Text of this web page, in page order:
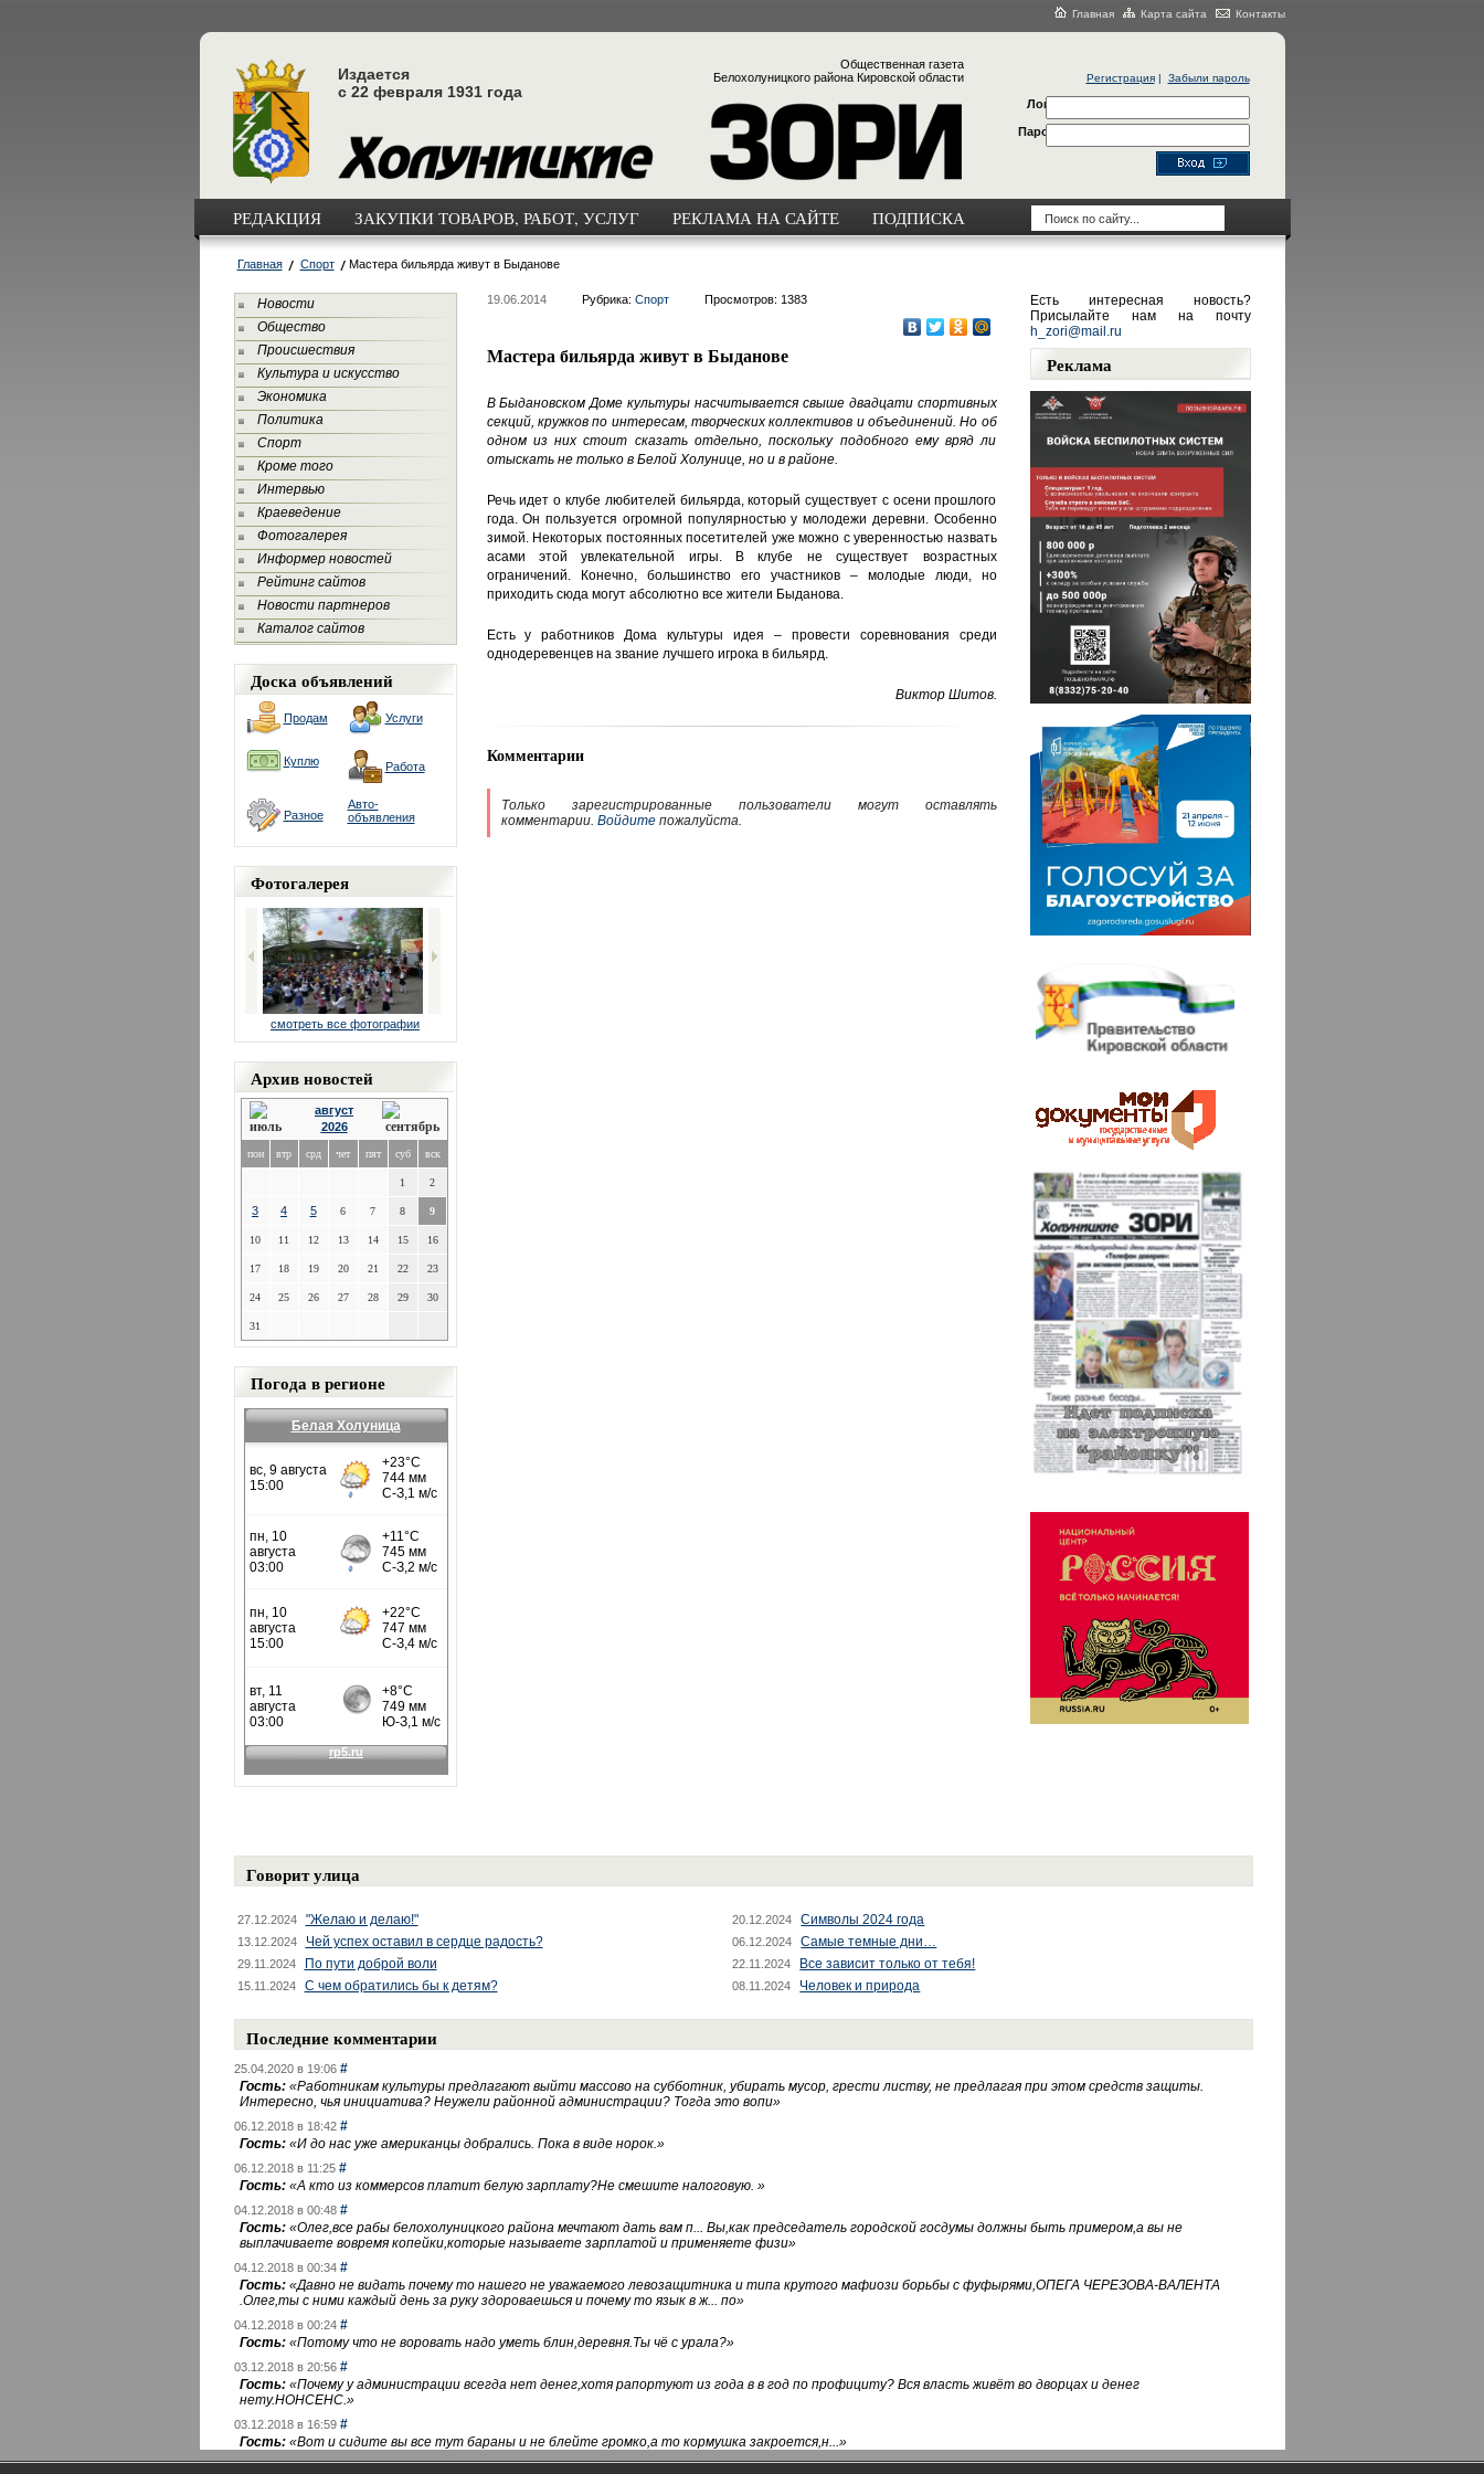
Главная Карта сайта Контакты
Издается
с 22 февраля 1931 года
Общественная газета
Белохолуницкого района Кировской области
Регистрация| Забыли пароль
Логин
Пароль
РЕДАКЦИЯ ЗАКУПКИ ТОВАРОВ, РАБОТ, УСЛУГ РЕКЛАМА НА САЙТЕ ПОДПИСКА
Главная Спорт Мастера бильярда живут в Быданове
Новости
Общество
Происшествия
Культура и искусство
Экономика
Политика
Спорт
Кроме того
Интервью
Краеведение
Фотогалерея
Информер новостей
Рейтинг сайтов
Новости партнеров
Каталог сайтов
Доска объявлений
Продам Услуги
Куплю Работа
Разное
Авто-
объявления
Фотогалерея
смотреть все фотографии
Архив новостей
август
2026
пон втр срд чет пят суб вск
1 2
3 4 5 6 7 8 9
10 11 12 13 14 15 16
17 18 19 20 21 22 23
24 25 26 27 28 29 30
31
Погода в регионе
Белая Холуница
19.06.2014 Рубрика: Спорт Просмотров: 1383
Мастера бильярда живут в Быданове
В Быдановском Доме культуры насчитывается свыше двадцати спортивных
секций, кружков по интересам, творческих коллективов и объединений. Но об
одном из них стоит сказать отдельно, поскольку подобного ему вряд ли
отыскать не только в Белой Холунице, но и в районе.
Речь идет о клубе любителей бильярда, который существует с осени прошлого
года. Он пользуется огромной популярностью у молодежи деревни. Особенно
зимой. Некоторых постоянных посетителей уже можно с уверенностью назвать
асами этой увлекательной игры. В клубе не существует возрастных
ограничений. Конечно, большинство его участников – молодые люди, но
приходить сюда могут абсолютно все жители Быданова.
Есть у работников Дома культуры идея – провести соревнования среди
однодеревенцев на звание лучшего игрока в бильярд.
Виктор Шитов.
Комментарии
Только зарегистрированные пользователи могут оставлять
комментарии. Войдитепожалуйста.
Есть интересная новость?
Присылайте нам на почту
h_zori@mail.ru
Реклама
Говорит улица
27.12.2024 "Желаю и делаю!" 20.12.2024 Символы 2024 года
13.12.2024 Чей успех оставил в сердце радость? 06.12.2024 Самые темные дни…
29.11.2024 По пути доброй воли 22.11.2024 Все зависит только от тебя!
15.11.2024 С чем обратились бы к детям? 08.11.2024 Человек и природа
Последние комментарии
25.04.2020 в 19:06 #
Гость: «Работникам культуры предлагают выйти массово на субботник, убирать мусор, грести листву, не предлагая при этом средств защиты.
Интересно, чья инициатива? Неужели районной администрации? Тогда это вопи»
06.12.2018 в 18:42 #
Гость: «И до нас уже американцы добрались. Пока в виде норок.»
06.12.2018 в 11:25 #
Гость: «А кто из коммерсов платит белую зарплату?Не смешите налоговую. »
04.12.2018 в 00:48 #
Гость: «Олег,все рабы белохолуницкого района мечтают дать вам п... Вы,как председатель городской госдумы должны быть примером,а вы не
выплачиваете вовремя копейки,которые называете зарплатой и применяете физи»
04.12.2018 в 00:34 #
Гость: «Давно не видать почему то нашего не уважаемого левозащитника и типа крутого мафиози борьбы с фуфырями,ОПЕГА ЧЕРЕЗОВА-ВАЛЕНТА
.Олег,ты с ними каждый день за руку здороваешься и почему то язык в ж... по»
04.12.2018 в 00:24 #
Гость: «Потому что не воровать надо уметь блин,деревня.Ты чё с урала?»
03.12.2018 в 20:56 #
Гость: «Почему у администрации всегда нет денег,хотя рапортуют из года в в год по профициту? Вся власть живёт во дворцах и денег
нету.НОНСЕНС.»
03.12.2018 в 16:59 #
Гость: «Вот и сидите вы все тут бараны и не блейте громко,а то кормушка закроется,н...»